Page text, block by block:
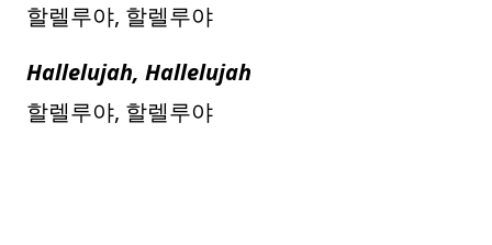
할렐루야, 할렐루야
Hallelujah, Hallelujah
할렐루야, 할렐루야